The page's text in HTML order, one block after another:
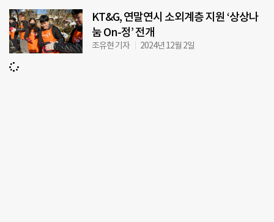
KT&G, 연말연시 소외계층 지원 ‘상상나
눔 On-정’ 전개
조유현 기자 2024년 12월 2일